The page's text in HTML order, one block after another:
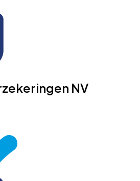
NV